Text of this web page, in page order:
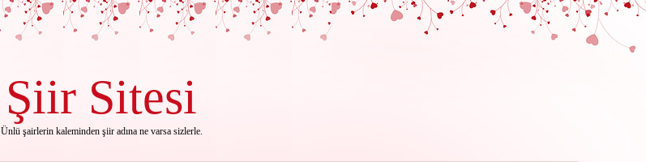
Şiir Sitesi
Ünlü şairlerin kaleminden şiir adına ne varsa sizlerle.